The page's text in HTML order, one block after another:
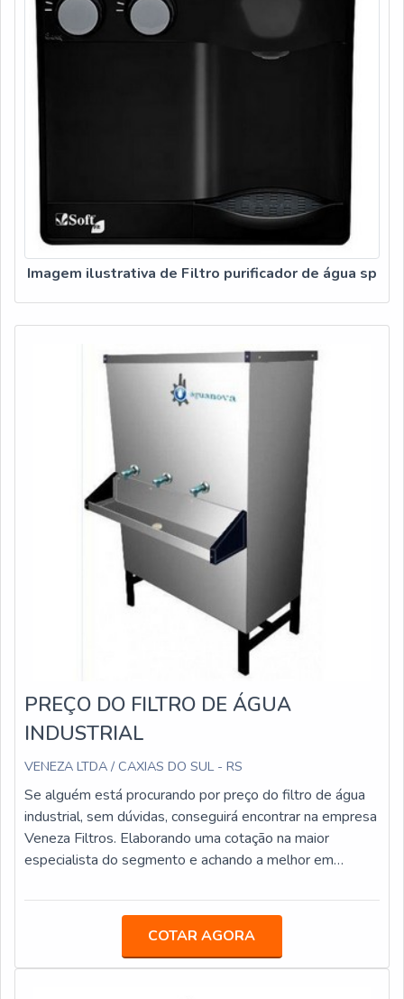
Imagem ilustrativa de Filtro purificador de água sp
PREÇO DO FILTRO DE ÁGUA
INDUSTRIAL
VENEZA LTDA / CAXIAS DO SUL - RS
Se alguém está procurando por preço do filtro de água
industrial, sem dúvidas, conseguirá encontrar na empresa
Veneza Filtros. Elaborando uma cotação na maior
especialista do segmento e achando a melhor em
filtro de água industrial, com os colaboradores da Veneza
assessoria técnica especializada.UM POUCO MAIS
SOBRE PREÇO DO FILTRO DE ÁGUA INDUSTRIALA
COTAR AGORA